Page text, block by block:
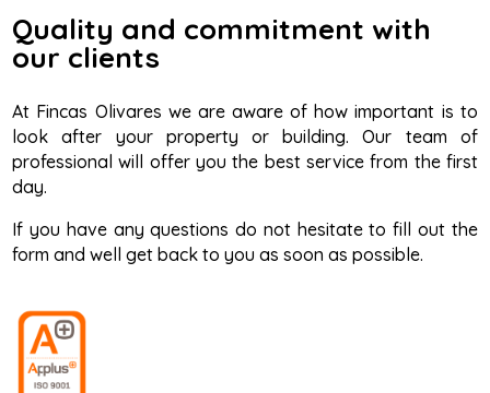
Quality and commitment with
our clients
At Fincas Olivares we are aware of how important is to
look after your property or building. Our team of
professional will offer you the best service from the first
day.
If you have any questions do not hesitate to fill out the
form and well get back to you as soon as possible.